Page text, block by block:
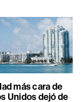
más cara de
Unidos dejó de